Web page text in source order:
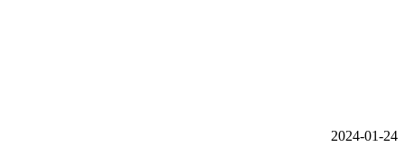
2024-01-24